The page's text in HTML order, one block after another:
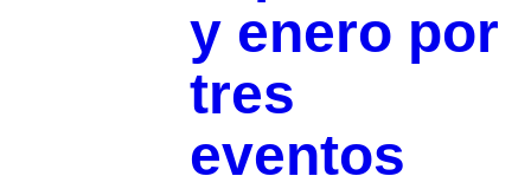
y enero por
tres
eventos